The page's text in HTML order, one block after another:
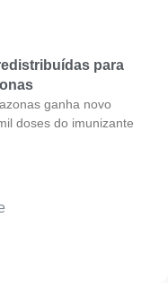
para
ganha novo
doses do imunizante